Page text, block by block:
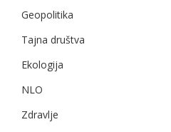
Geopolitika
Tajna društva
Ekologija
NLO
Zdravlje